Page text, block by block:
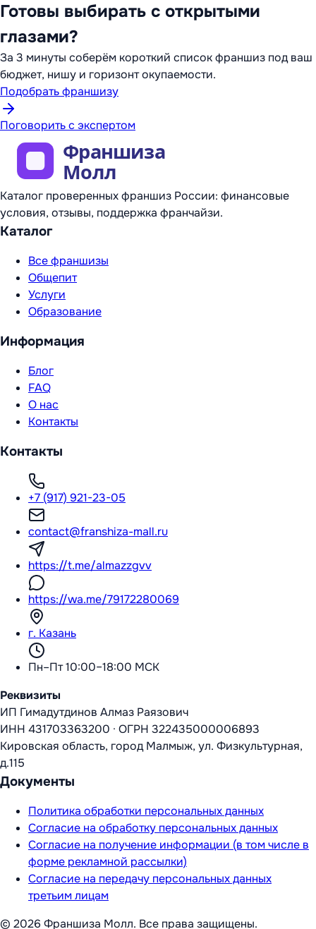
Готовы выбирать с открытыми
глазами?
За 3 минуты соберём короткий список франшиз под ваш
бюджет, нишу и горизонт окупаемости.
Подобрать франшизу
Поговорить с экспертом
Каталог проверенных франшиз России: финансовые
условия, отзывы, поддержка франчайзи.
Каталог
Все франшизы
Общепит
Услуги
Образование
Информация
Блог
FAQ
О нас
Контакты
Контакты
+7 (917) 921-23-05
contact@franshiza-mall.ru
https://t.me/almazzgvv
https://wa.me/79172280069
г. Казань
Пн–Пт 10:00–18:00 МСК
Реквизиты
ИП Гимадутдинов Алмаз Раязович
ИНН 431703363200 · ОГРН 322435000006893
Кировская область, город Малмыж, ул. Физкультурная,
д.115
Документы
Политика обработки персональных данных
Согласие на обработку персональных данных
Согласие на получение информации (в том числе в
форме рекламной рассылки)
Согласие на передачу персональных данных
третьим лицам
© 2026 Франшиза Молл. Все права защищены.